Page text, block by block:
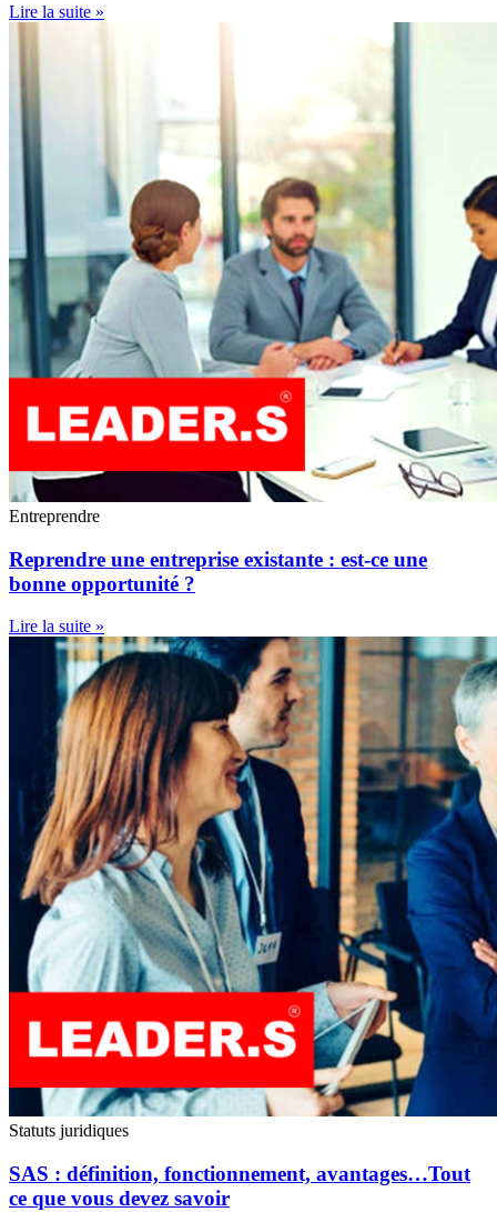
Lire la suite »
Entreprendre
Reprendre une entreprise existante : est-ce une
bonne opportunité ?
Lire la suite »
Statuts juridiques
SAS : définition, fonctionnement, avantages…Tout
ce que vous devez savoir